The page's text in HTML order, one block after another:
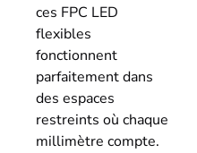
ces FPC LED
flexibles
fonctionnent
parfaitement dans
des espaces
restreints où chaque
millimètre compte.